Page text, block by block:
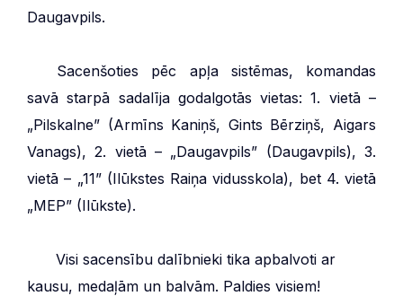
Daugavpils.
Sacenšoties pēc apļa sistēmas, komandas
savā starpā sadalīja godalgotās vietas: 1. vietā –
„Pilskalne” (Armīns Kaniņš, Gints Bērziņš, Aigars
Vanags), 2. vietā – „Daugavpils” (Daugavpils), 3.
vietā – „11” (Ilūkstes Raiņa vidusskola), bet 4. vietā
„MEP” (Ilūkste).
Visi sacensību dalībnieki tika apbalvoti ar
kausu, medaļām un balvām. Paldies visiem!